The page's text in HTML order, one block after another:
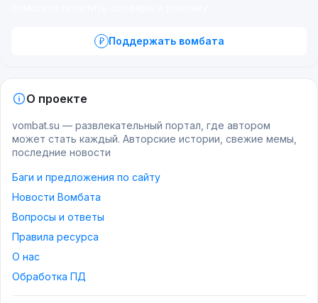
Поддержать вомбата
О проекте
vombat.su — развлекательный портал, где автором
может стать каждый. Авторские истории, свежие мемы,
последние новости
Баги и предложения по сайту
Новости Вомбата
Вопросы и ответы
Правила ресурса
О нас
Обработка ПД